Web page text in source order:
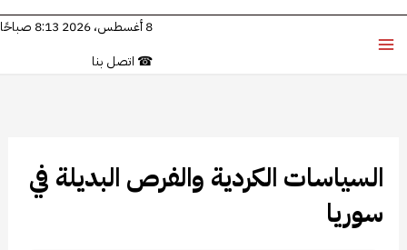
8 أغسطس، 2026 8:13 صباحًا
☎ اتصل بنا
السياسات الكردية والفرص البديلة في
سوريا